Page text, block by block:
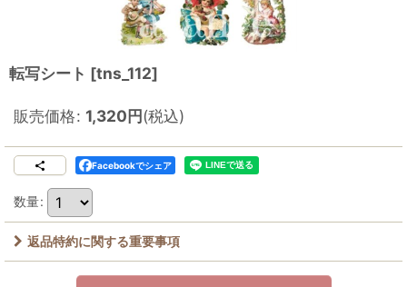
転写シート [tns_112]
販売価格: 1,320円(税込)
Facebookでシェア
数量:
返品特約に関する重要事項